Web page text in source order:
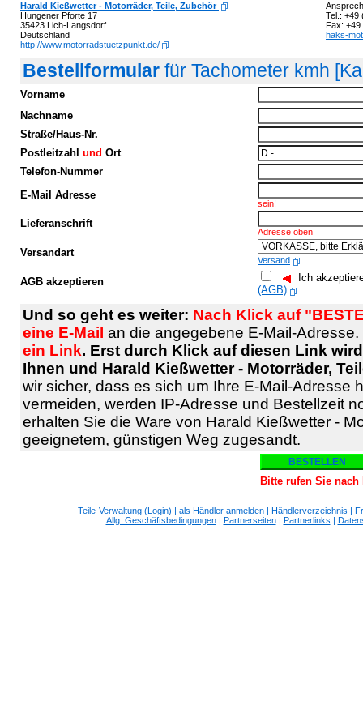
Harald Kießwetter - Motorräder, Teile, Zubehör
Hungener Pforte 17
35423 Lich-Langsdorf
Deutschland
http://www.motorradstuetzpunkt.de/
Tel.: +49
Fax: +49
haks-
Bestellformular für Tachometer kmh
Vorname
Nachname
Straße/Haus-Nr.
Postleitzahl und Ort
Telefon-Nummer
E-Mail Adresse
sein!
Lieferanschrift
Adresse oben
Versandart
Versand
AGB akzeptieren
Ich
(AGB)
Und so geht es weiter: Nach Klick auf
eine E-Mail an die angegebene E-Mail-Adresse.
ein Link. Erst durch Klick auf diesen Link
Ihnen und Harald Kießwetter - Motorräder,
wir sicher, dass es sich um Ihre E-Mail-Adresse
vermeiden, werden IP-Adresse und Bestellzeit
erhalten Sie die Ware von Harald Kießwetter -
geeignetem, günstigen Weg zugesandt.
Bitte rufen Sie
Teile-Verwaltung (Login) | als Händler anmelden | Händlerverzeichnis |
Allg. Geschäftsbedingungen| Partnerseiten| Partnerlinks |